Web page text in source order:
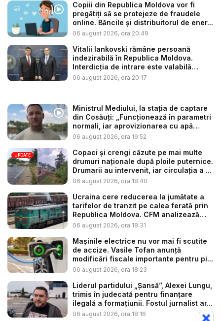
Copiii din Republica Moldova vor fi
pregătiți să se protejeze de fraudele
online. Băncile și distribuitorul de ener...
06 august 2026, ora 20:49
Vitalii Iankovski rămâne persoană
indezirabilă în Republica Moldova.
Interdicția de intrare este valabilă
până...
06 august 2026, ora 20:17
Ministrul Mediului, la stația de captare
din Cosăuți: „Funcționează în parametri
normali, iar aprovizionarea cu apă
este...
06 august 2026, ora 19:52
UPDATE
Copaci și crengi căzute pe mai multe
drumuri naționale după ploile puternice.
Drumarii au intervenit, iar circulația a ...
06 august 2026, ora 18:40
Ucraina cere reducerea la jumătate a
tarifelor de tranzit pe calea ferată prin
Republica Moldova. CFM analizează
so...
06 august 2026, ora 18:31
Mașinile electrice nu vor mai fi scutite
de accize. Vasile Tofan anunță
modificări fiscale importante pentru pi...
06 august 2026, ora 18:23
Liderul partidului „Șansă”, Alexei Lungu,
trimis în judecată pentru finanțare
ilegală a formațiunii. Fostul jurnalist ar...
06 august 2026, ora 18:16